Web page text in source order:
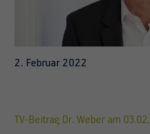
2. Februar 2022
TV-Beitrag Dr. Weber am 03.02.